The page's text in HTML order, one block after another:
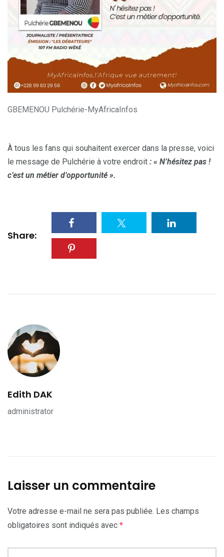
GBEMENOU Pulchérie-MyAfricaInfos
À tous les fans qui souhaitent exercer dans la presse, voici
le message de Pulchérie à votre endroit : « N’hésitez pas !
c’est un métier d’opportunité ».
Share:
Edith DAK
administrator
Laisser un commentaire
Votre adresse e-mail ne sera pas publiée. Les champs
obligatoires sont indiqués avec *